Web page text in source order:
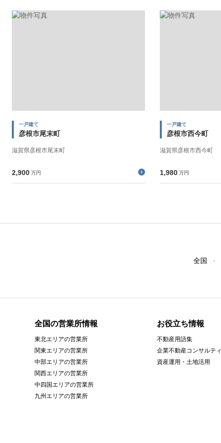
一戸建て
彦根市尾末町
滋賀県彦根市尾末町
2,900 万円
一戸建て
彦根市西今町
滋賀県彦根市西今町
1,980 万円
全国
全国の営業所情報
東北エリアの営業所
関東エリアの営業所
中部エリアの営業所
関西エリアの営業所
中四国エリアの営業所
九州エリアの営業所
お役立ち情報
不動産用語集
企業不動産コンサルテ
資産運用・土地活用